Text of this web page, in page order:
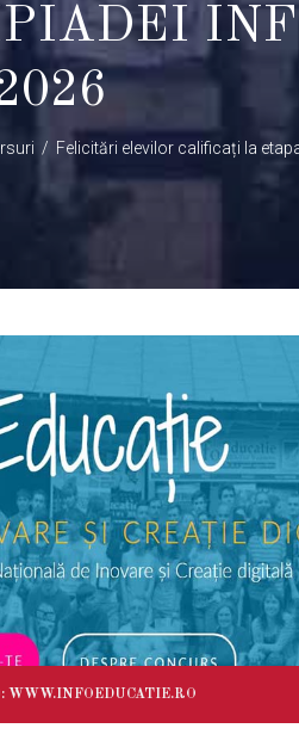
Felicitări elevilor calificați la
WWW.INFOEDUCATIE.RO